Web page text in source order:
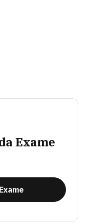
Exame